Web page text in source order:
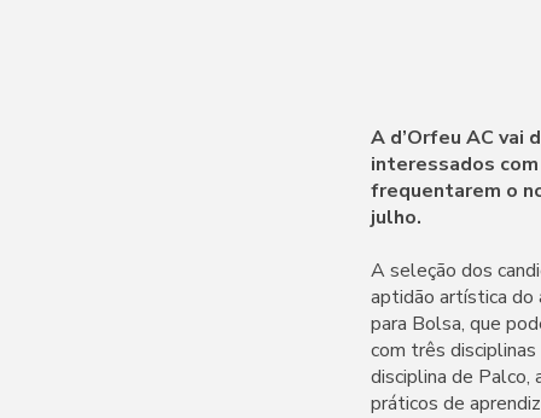
A d’Orfeu AC vai
interessados
frequentarem o
julho.
A seleção dos
aptidão artística do
para Bolsa, que
com três
disciplina de Palco,
práticos de